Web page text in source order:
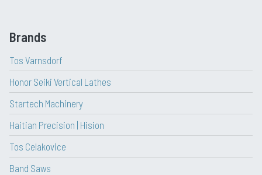
Brands
Tos Varnsdorf
Honor Seiki Vertical Lathes
Startech Machinery
Haitian Precision | Hision
Tos Celakovice
Band Saws